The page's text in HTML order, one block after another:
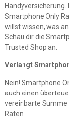
Handyversicherung.
Smartphone Only
willst wissen, was
Schau dir die
Trusted Shop an.
Verlangt
Nein! Smartphone
auch einen
vereinbarte Summe
Raten.